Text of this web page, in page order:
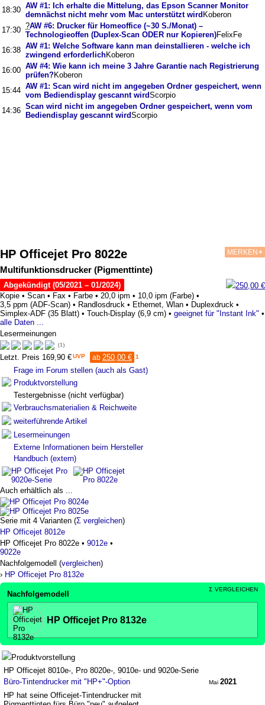
18:30 AW #1: Ich erhalte die Mittelung, das Epson Scanner Monitor
demnächst nicht mehr vom Mac unterstützt wird Koberon
17:30 ?AW #6: Drucker für Homeoffice (~30 S./Monat) –
Technologieoffen (Duplex-Scan ODER nur Kopieren)FelixFe
16:38 AW #1: Welche Software kann man deinstallieren - welche ich
zwingend erforderlichKoberon
16:00 AW #4: Wie kann ich meine 3 Jahre Garantie nach Registrierung
prüfen?Koberon
15:44 AW #1: Scan wird nicht im angegeben Ordner gespeichert, wenn
vom Bediendisplay gescannt wirdScorpio
14:36 Scan wird nicht im angegeben Ordner gespeichert, wenn vom
Bediendisplay gescannt wirdScorpio
MERKEN+
HP Officejet Pro 8022e
Multifunktionsdrucker (Pigmenttinte)
Abgekündigt (05/2021 – 01/2024)
250,00 €
Kopie • Scan • Fax • Farbe • 20,0 ipm • 10,0 ipm (Farbe) •
3,5 ppm (ADF-Scan) • Randlosdruck • Ethernet, Wlan • Duplexdruck •
Simplex-ADF (35 Blatt) • Touch-Display (6,9 cm) • geeignet für "Instant Ink" •
alle Daten ...
Lesermeinungen
1*
1
Letzt. Preis 169,90 €UVP ab 250,00 € 1
Frage im Forum stellen (auch als Gast)
Produktvorstellung
Testergebnisse (nicht verfügbar)
Verbrauchsmaterialien & Reichweite
weiterführende Artikel
Lesermeinungen
Externe Informationen beim Hersteller
Handbuch (extern)
Auch erhältlich als ...
Serie mit 4 Varianten (Σ vergleichen)
HP Officejet 8012e
HP Officejet Pro 8022e • 9012e •
9022e
Nachfolgemodell (vergleichen)
› HP Officejet Pro 8132e
Σ VERGLEICHEN
Nachfolgemodell
HP Officejet Pro 8132e
Produktvorstellung
HP Officejet 8010e-, Pro 8020e-, 9010e- und 9020e-Serie
Büro-Tintendrucker mit "HP+"-Option
Mai 2021
HP hat seine Officejet-Tintendrucker mit